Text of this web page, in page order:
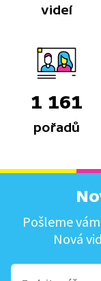
videí
1 161
pořadů
Pošleme
Nová